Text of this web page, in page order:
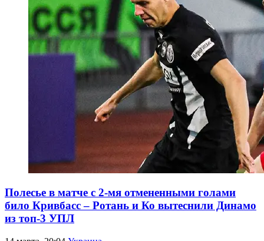
Полесье в матче с 2-мя отмененными голами
било Кривбасс – Ротань и Ко вытеснили Динамо
из топ-3 УПЛ